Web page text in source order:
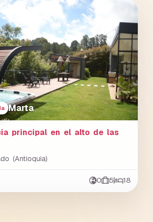
Marta
principal en el alto de las
(Antioquia)
0 5 18